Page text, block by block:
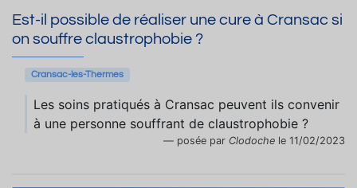
Est-il possible de réaliser une cure à Cransac si
on souffre claustrophobie ?
Cransac-les-Thermes
Les soins pratiqués à Cransac peuvent ils convenir
à une personne souffrant de claustrophobie ?
posée par Clodoche le 11/02/2023